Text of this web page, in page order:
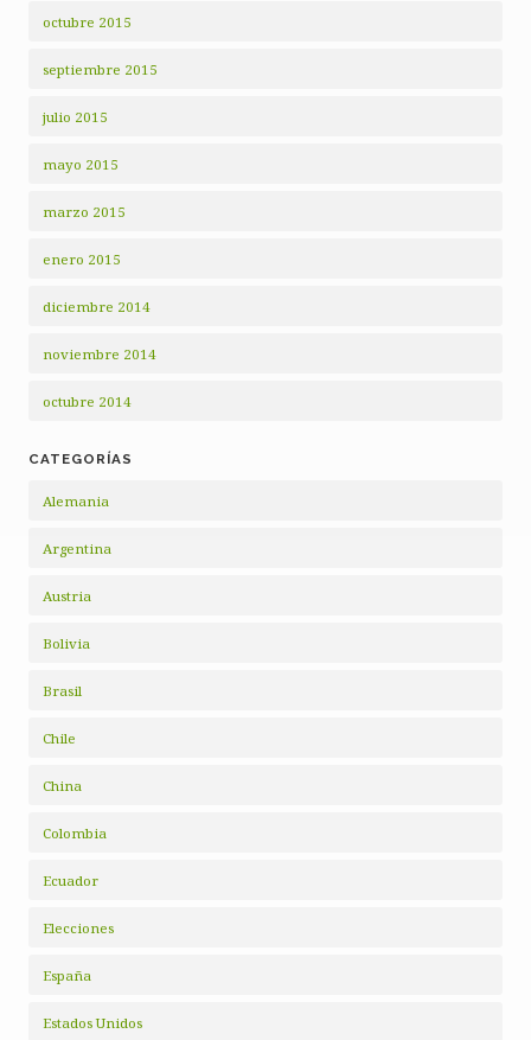
octubre 2015
septiembre 2015
julio 2015
mayo 2015
marzo 2015
enero 2015
diciembre 2014
noviembre 2014
octubre 2014
CATEGORÍAS
Alemania
Argentina
Austria
Bolivia
Brasil
Chile
China
Colombia
Ecuador
Elecciones
España
Estados Unidos